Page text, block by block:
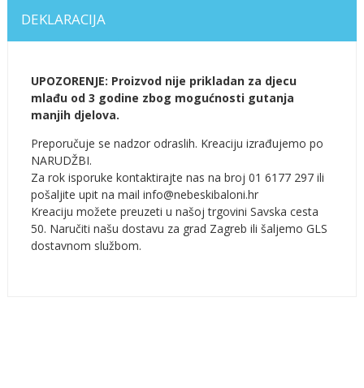
DEKLARACIJA
UPOZORENJE: Proizvod nije prikladan za djecu
mlađu od 3 godine zbog mogućnosti gutanja
manjih djelova.
Preporučuje se nadzor odraslih. Kreaciju izrađujemo po
NARUDŽBI.
Za rok isporuke kontaktirajte nas na broj 01 6177 297 ili
pošaljite upit na mail info@nebeskibaloni.hr
Kreaciju možete preuzeti u našoj trgovini Savska cesta
50. Naručiti našu dostavu za grad Zagreb ili šaljemo GLS
dostavnom službom.